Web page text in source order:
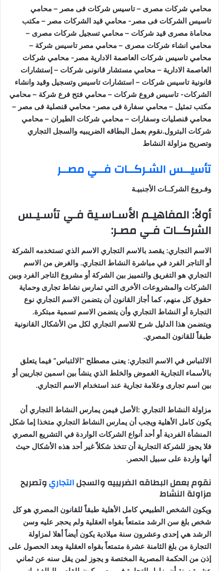
محامي شركات مصرى – تاسيس شركات فى مصر – محامي
تاسيس الشركات فى مصر- محامي قيد الشركات مصر – مكتب
محاماة مصرى قيد شركات – محامي تسجيل شركات مصرى –
محامي انشاء شركات مصرى – محامي مصر تاسيس شركة –
محامي تاسيس شركات العاصمة الادارية مصر- محامي شركات
العاصمة الادارية – محامي مستشار قانونى شركات – إستشارات
قانونية تاسيس شركات – استشارات تاسيس وتسجيل وقيد وانشاء
الشركات- تاسيس فروع شركات – محامي فتح فرع شركة – محامي
مكتب تمثيل – محامي سفارة فى مصر- محامي قنصلية فى مصر –
محامي قنصليات وسفارات – محامي شركات الطيران – محامي
شركات البترول.نقوم بعمل البطاقه الضريبيه والسجل التجاري
وتصريح مزاولة النشاط
تأسيــس الشـركــات فــي مصــر
وفـروع الشركــات الأجنبيـة
أولاً: المفاهيـم الأسـاسـية فـي تأسـيـس
الشركــات فـي مصـر:
الاسم التجاري: يقصد بالاسم التجاري الاسم الذي تستخدمه الشركة
أو التاجر الفرد في مباشرة النشاط التجاري. والغرض من الاسم
التجاري هو التفريق والتمييز بين الشركة أو مشروع التاجر الفرد وبين
الشركات والمشروعات الأخرى التي تمارس نشاط تجارى وحماية
حقوق كل منهم، كما أجاز القانون أن يتضمن الاسم التجاري نوع
التجارة أو النشاط التجاري وأن يتضمن الاسم تسمية مبتكرة.
ويتضمن هذا الدليل شرح للاسم التجاري لكل من الأشكال القانونية
طبقاً للقانون المصري.
الالتباس في الاسم التجاري: يعنى مصطلح “الالتباس” فيما يتعلق
بالأسماء التجارية الغموض والخلط الذي ينشأ بين اسمين تجاريين أو
بين اسم تجارى وعلامة تجارية عند استخدام الاسم التجاري.
مزاولة النشاط التجاري :الأصل فيمن يمارس النشاط التجاري أن
يكون كامل الأهلية ويجب أن يمارس النشاط التجاري متخذا إما شكل
المنشأة الفردية أو أحد أنواع الشركات الواردة في التشريع المصري
فلا يجوز للشركة التجارية أن تتخذ شكلاً غير أحد هذه الأشكال حيث
أنها واردة على سبيل الحصر .
نقوم بعمل البطاقه الضريبيه والسجلالتجاريوتصريح
مزاولة النشاط
ويكون الشخص الطبيعي كامل الأهلية طبقاً للقانون المصري هو كل
شخص بلغ سن الرشد متمتعاً بقواه العقلية ولم يحجر عليه وسن
الرشد هي إحدى وعشرون سنة ميلادية يكون أيضاً أهلا لمزاولة
التجارة من بلغ الثامنة عشرة متمتعاً بقواه العقلية وبعد الحصول على
إذن من الحكمة المصرية المختصة و يجوز لمن يقل سنه عن ثماني